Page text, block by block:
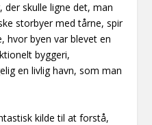
skulle ligne det, man
storbyer med tårne, spir
hvor byen var blevet en
byggeri,
en livlig havn, som man
kilde til at forstå,